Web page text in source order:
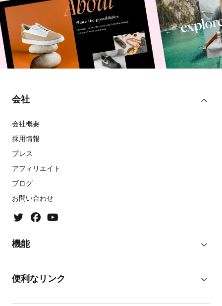
会社
会社概要
採用情報
プレス
アフィリエイト
ブログ
お問い合わせ
機能
便利なリンク